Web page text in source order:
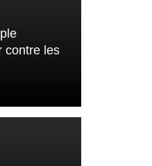
contre les